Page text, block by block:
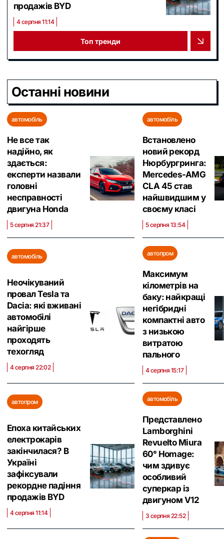
продажів BYD
4 серпня 11:14
Топ тренди
Останні новини
автомобіль
Не все так
надійно, як
здається:
експерти назвали
головні
несправності
двигуна Honda
5 серпня 21:37
автомобіль
Встановлено
новий рекорд
Нюрбургринга:
Mercedes-AMG
CLA 45 став
найшвидшим у
своєму класі
5 серпня 13:54
автомобіль
Неочікуваний
провал Tesla та
Dacia: які вживані
автомобілі
найгірше
проходять
техогляд
4 серпня 22:02
автопром
Максимум
кілометрів на
баку: найкращі
негібридні
компактні авто
з низькою
витратою
пального
4 серпня 15:17
автопром
Епоха китайських
електрокарів
закінчилася? В
Україні
зафіксували
рекордне падіння
продажів BYD
4 серпня 11:14
автомобіль
Представлено
Lamborghini
Revuelto Miura
60° Homage:
чим здивує
особливий
суперкар із
двигуном V12
3 серпня 22:52